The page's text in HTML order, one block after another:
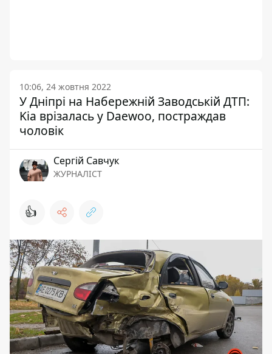
10:06, 24 жовтня 2022
У Дніпрі на Набережній Заводській ДТП:
Kia врізалась у Daewoo, постраждав
чоловік
Сергій Савчук
ЖУРНАЛІСТ
👍